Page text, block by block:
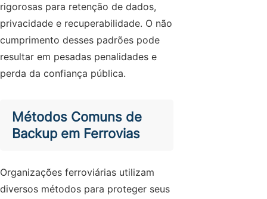
rigorosas para retenção de dados,
privacidade e recuperabilidade. O não
cumprimento desses padrões pode
resultar em pesadas penalidades e
perda da confiança pública.
Métodos Comuns de
Backup em Ferrovias
Organizações ferroviárias utilizam
diversos métodos para proteger seus